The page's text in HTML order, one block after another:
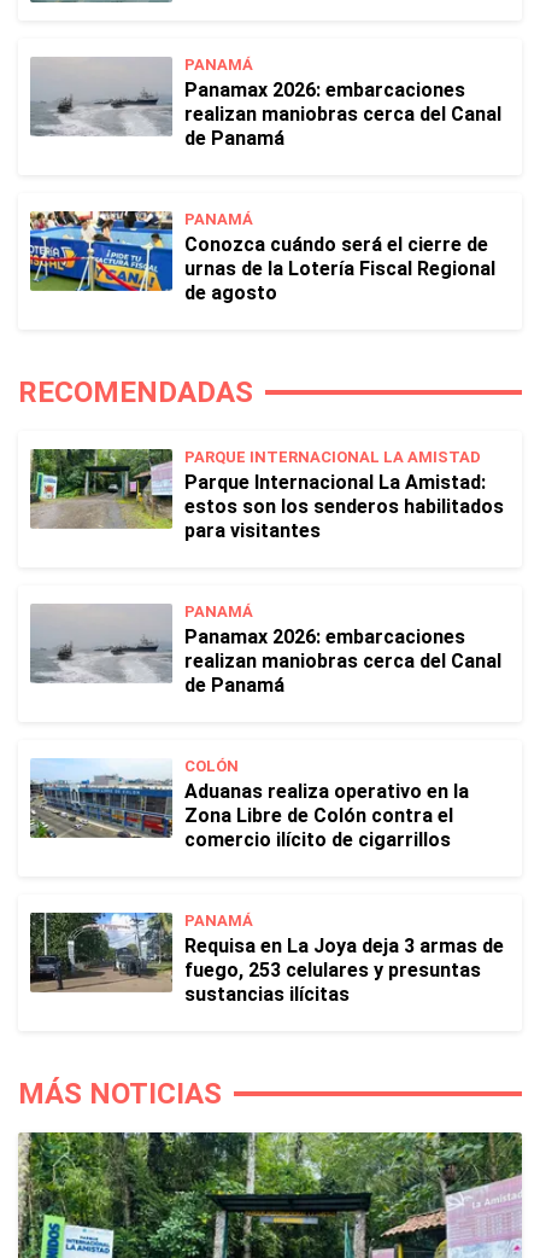
PANAMÁ
Panamax 2026: embarcaciones
realizan maniobras cerca del Canal
de Panamá
PANAMÁ
Conozca cuándo será el cierre de
urnas de la Lotería Fiscal Regional
de agosto
RECOMENDADAS
PARQUE INTERNACIONAL LA AMISTAD
Parque Internacional La Amistad:
estos son los senderos habilitados
para visitantes
PANAMÁ
Panamax 2026: embarcaciones
realizan maniobras cerca del Canal
de Panamá
COLÓN
Aduanas realiza operativo en la
Zona Libre de Colón contra el
comercio ilícito de cigarrillos
PANAMÁ
Requisa en La Joya deja 3 armas de
fuego, 253 celulares y presuntas
sustancias ilícitas
MÁS NOTICIAS